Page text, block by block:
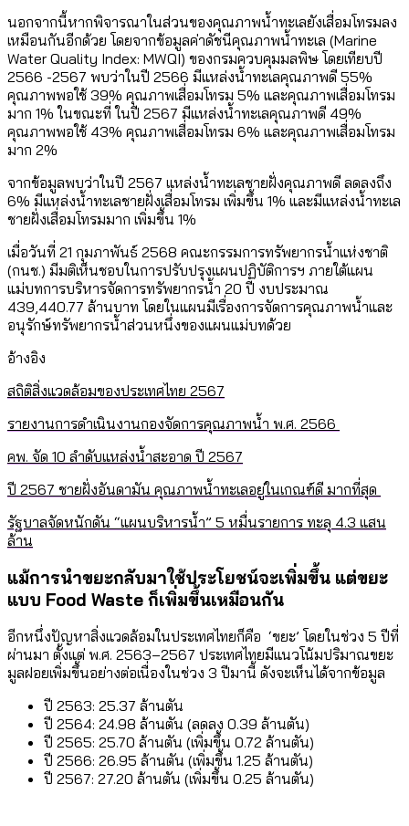
นอกจากนี้หากพิจารณาในส่วนของคุณภาพน้ำทะเลยังเสื่อมโทรมลง
เหมือนกันอีกด้วย โดยจากข้อมูลค่าดัชนีคุณภาพน้ำทะเล (Marine
Water Quality Index: MWQI) ของกรมควบคุมมลพิษ โดยเทียบปี
2566 -2567 พบว่าในปี 2566 มีแหล่งน้ำทะเลคุณภาพดี 55%
คุณภาพพอใช้ 39% คุณภาพเสื่อมโทรม 5% และคุณภาพเสื่อมโทรม
มาก 1% ในขณะที่ ในปี 2567 มีแหล่งน้ำทะเลคุณภาพดี 49%
คุณภาพพอใช้ 43% คุณภาพเสื่อมโทรม 6% และคุณภาพเสื่อมโทรม
มาก 2%
จากข้อมูลพบว่าในปี 2567 แหล่งน้ำทะเลชายฝั่งคุณภาพดี ลดลงถึง
6% มีแหล่งน้ำทะเลชายฝั่งเสื่อมโทรม เพิ่มขึ้น 1% และมีแหล่งน้ำทะเล
ชายฝั่งเสื่อมโทรมมาก เพิ่มขึ้น 1%
เมื่อวันที่ 21 กุมภาพันธ์ 2568 คณะกรรมการทรัพยากรน้ำแห่งชาติ
(กนช.) มีมติเห็นชอบในการปรับปรุงแผนปฏิบัติการฯ ภายใต้แผน
แม่บทการบริหารจัดการทรัพยากรน้ำ 20 ปี งบประมาณ
439,440.77 ล้านบาท โดยในแผนมีเรื่องการจัดการคุณภาพน้ำและ
อนุรักษ์ทรัพยากรน้ำส่วนหนึ่งของแผนแม่บทด้วย
อ้างอิง
สถิติสิ่งแวดล้อมของประเทศไทย 2567
รายงานการดำเนินงานกองจัดการคุณภาพน้ำ พ.ศ. 2566
คพ. จัด 10 ลำดับแหล่งน้ำสะอาด ปี 2567
ปี 2567 ชายฝั่งอันดามัน คุณภาพน้ำทะเลอยู่ในเกณฑ์ดี มากที่สุด
รัฐบาลจัดหนักดัน “แผนบริหารน้ำ” 5 หมื่นรายการ ทะลุ 4.3 แสน
ล้าน
แม้การนำขยะกลับมาใช้ประโยชน์จะเพิ่มขึ้น แต่ขยะ
แบบ Food Waste ก็เพิ่มขึ้นเหมือนกัน
อีกหนึ่งปัญหาสิ่งแวดล้อมในประเทศไทยก็คือ ‘ขยะ’ โดยในช่วง 5 ปีที่
ผ่านมา ตั้งแต่ พ.ศ. 2563–2567 ประเทศไทยมีแนวโน้มปริมาณขยะ
มูลฝอยเพิ่มขึ้นอย่างต่อเนื่องในช่วง 3 ปีมานี้ ดังจะเห็นได้จากข้อมูล
ปี 2563: 25.37 ล้านตัน
ปี 2564: 24.98 ล้านตัน (ลดลง 0.39 ล้านตัน)
ปี 2565: 25.70 ล้านตัน (เพิ่มขึ้น 0.72 ล้านตัน)
ปี 2566: 26.95 ล้านตัน (เพิ่มขึ้น 1.25 ล้านตัน)
ปี 2567: 27.20 ล้านตัน (เพิ่มขึ้น 0.25 ล้านตัน)